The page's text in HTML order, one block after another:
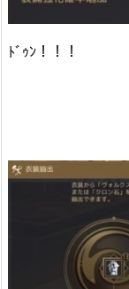
ﾄﾞｩﾝ！！！